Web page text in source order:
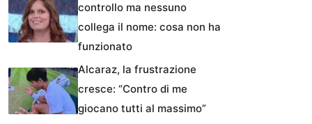
controllo ma nessuno
collega il nome: cosa non ha
funzionato
Alcaraz, la frustrazione
cresce: “Contro di me
giocano tutti al massimo”